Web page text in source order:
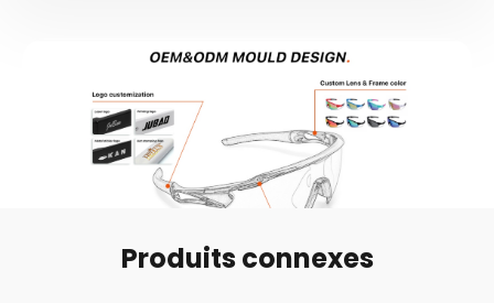
DEMANDER UN DEVIS
Produits connexes